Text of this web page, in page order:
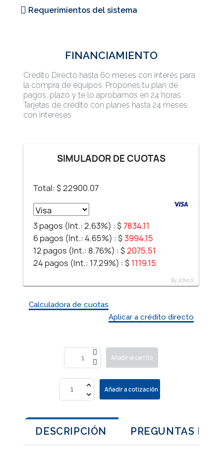
Requerimientos del sistema
FINANCIAMIENTO
Crédito Directo hasta 60 meses con interés para
la compra de equipos. Propones tu plan de
pagos, plazo y te lo aprobamos en 24 horas
Tarjetas de crédito con planes hasta 24 meses
con intereses
SIMULADOR DE CUOTAS
Total: $22900.07
3 pagos (Int.: 2.63%) : $ 7834.11
6 pagos (Int.: 4.65%) : $ 3994.15
12 pagos (Int.: 8.76%) : $ 2075.51
24 pagos (Int.: 17.29%) : $ 1119.15
By JChrLS
Calculadora de cuotas
Aplicar a crédito directo
Añadir al carrito
Añadir a cotización
DESCRIPCIÓN PREGUNTAS